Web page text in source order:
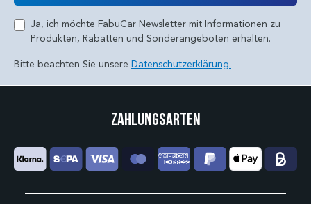
Ja, ich möchte FabuCar Newsletter mit Informationen zu
Produkten, Rabatten und Sonderangeboten erhalten.
Bitte beachten Sie unsere Datenschutzerklärung.
Zahlungsarten